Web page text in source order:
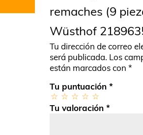
remaches (9
Wüsthof
Tu dirección de correo
será publicada. Los
están marcados con *
Tu puntuación *
Tu valoración *